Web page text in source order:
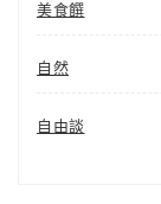
美食饌
自然
自由談